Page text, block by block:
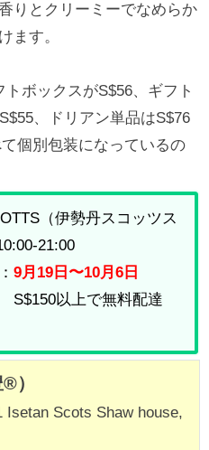
りとクリーミーでなめらか
ます。
ボックスがS$56、ギフト
、ドリアン単品はS$76
個別包装になっているの
（伊勢丹スコッツス
21:00
9月19日〜10月6日
S$150以上で無料配達
）
Scots Shaw house,